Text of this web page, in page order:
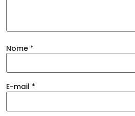
Nome *
E-mail *